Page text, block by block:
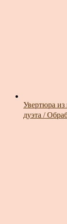
Увертюра
дуэта /